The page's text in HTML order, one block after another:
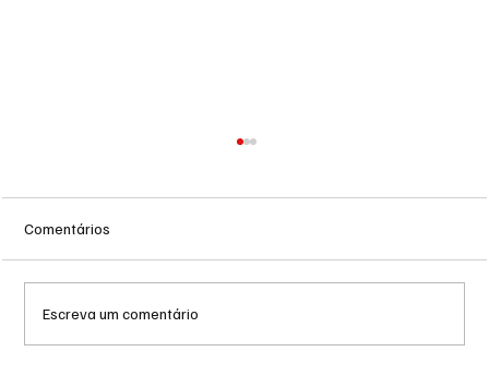
Comentários
Escreva um comentário